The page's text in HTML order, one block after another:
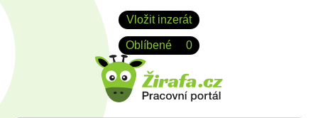
Vložit inzerát
Oblíbené 0